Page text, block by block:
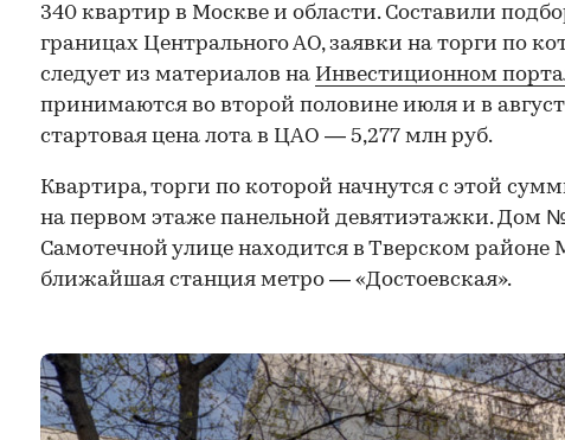
340 квартир в Москве и области. Составили
границах Центрального АО, заявки на торги по
следует из материалов на Инвестиционном
принимаются во второй половине июля и в
стартовая цена лота в ЦАО — 5,277 млн руб.
Квартира, торги по которой начнутся с этой
на первом этаже панельной девятиэтажки. Дом №
Самотечной улице находится в Тверском районе
ближайшая станция метро — «Достоевская».